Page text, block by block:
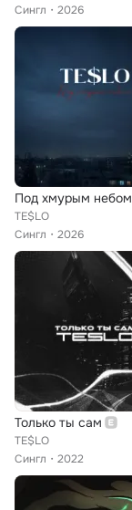
Сингл
2026
Под хмурым небом
TE$LO
Сингл
2026
Только ты сам
TE$LO
Сингл
2022